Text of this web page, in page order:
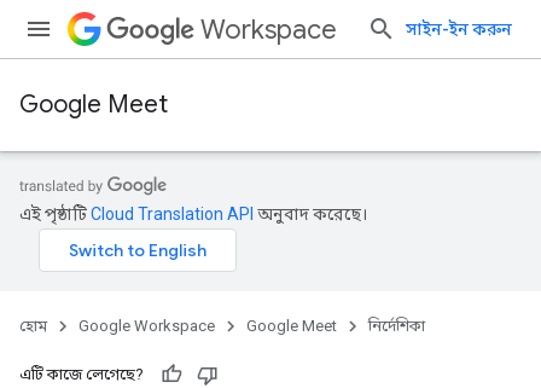
Workspace সাইন-ইন করুন
Google Meet
এই পৃষ্ঠাটিCloud Translation API অনুবাদ করেছে।
হোম Google Workspace Google Meet নির্দেশিকা
এটি কাজে লেগেছে?